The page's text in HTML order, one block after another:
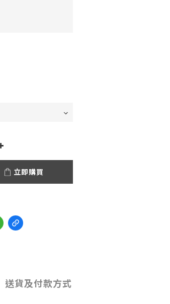
立即購買
送貨及付款方式